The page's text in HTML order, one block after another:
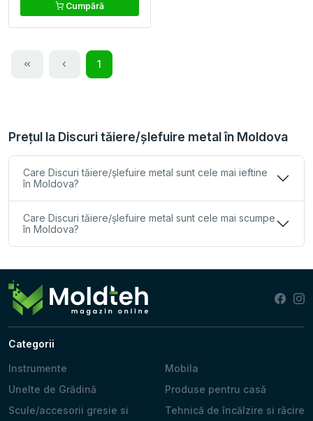
Cumpără
1
Prețul la Discuri tăiere/șlefuire metal în Moldova
Care Discuri tăiere/șlefuire metal sunt cele mai ieftine
în Moldova?
Care Discuri tăiere/șlefuire metal sunt cele mai scumpe
în Moldova?
Categorii
Instrumente
Unelte de Grădină
Scule/accesorii gresie si
Mobila
Produse pentru casă
Tehnică de încălzire si răcire